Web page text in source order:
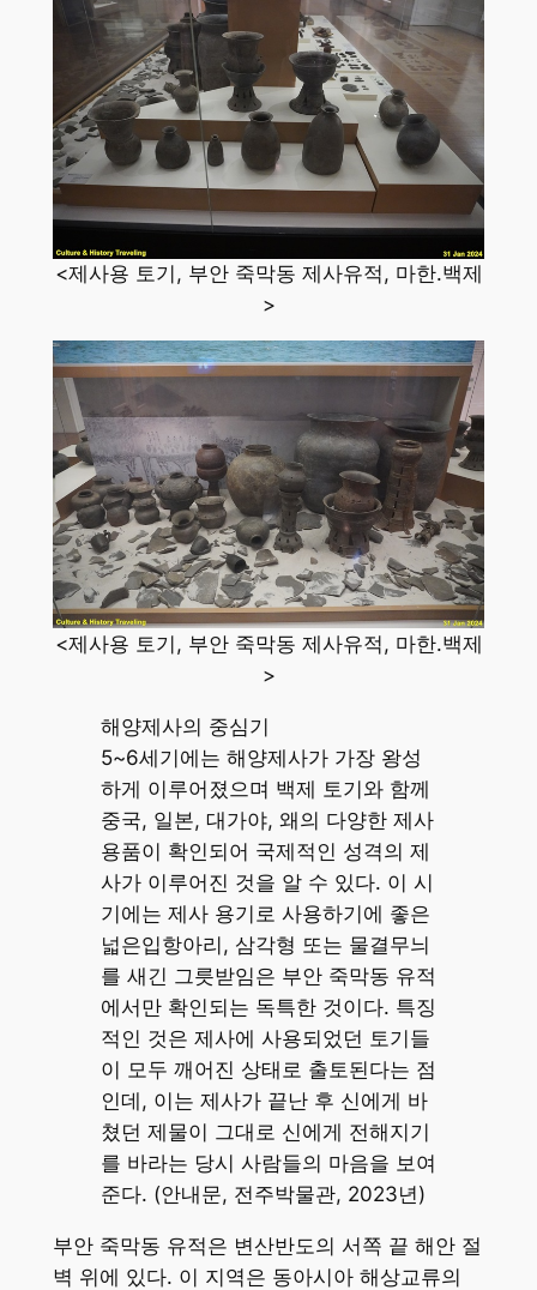
<제사용 토기, 부안 죽막동 제사유적, 마한.백제
>
<제사용 토기, 부안 죽막동 제사유적, 마한.백제
>
해양제사의 중심기
5~6세기에는 해양제사가 가장 왕성
하게 이루어졌으며 백제 토기와 함께
중국, 일본, 대가야, 왜의 다양한 제사
용품이 확인되어 국제적인 성격의 제
사가 이루어진 것을 알 수 있다. 이 시
기에는 제사 용기로 사용하기에 좋은
넓은입항아리, 삼각형 또는 물결무늬
를 새긴 그릇받임은 부안 죽막동 유적
에서만 확인되는 독특한 것이다. 특징
적인 것은 제사에 사용되었던 토기들
이 모두 깨어진 상태로 출토된다는 점
인데, 이는 제사가 끝난 후 신에게 바
쳤던 제물이 그대로 신에게 전해지기
를 바라는 당시 사람들의 마음을 보여
준다. (안내문, 전주박물관, 2023년)
부안 죽막동 유적은 변산반도의 서쪽 끝 해안 절
벽 위에 있다. 이 지역은 동아시아 해상교류의